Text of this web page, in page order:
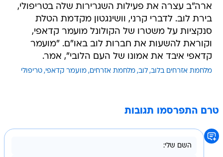
ארה"ב עצרה את פעילות השגרירות שלה בטריפולי,
בירת לוב. לדברי קרני, וושינגטון מקדמת הטלת
סנקציות על משטרו של הקולונל מועמר קדאפי,
וקוראת להשעות את חברות לוב באו"ם. "מועמר
קדאפי איבד את אמונו של העם הלובי", אמר.
מלחמת אזרחים בלוב לוב מלחמת אזרחים מועמר קדאפי טריפולי
טרם התפרסמו תגובות